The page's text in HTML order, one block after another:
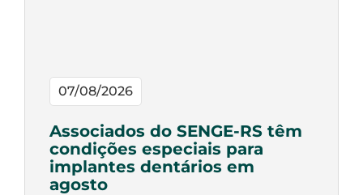
07/08/2026
Associados do SENGE-RS têm
condições especiais para
implantes dentários em
agosto